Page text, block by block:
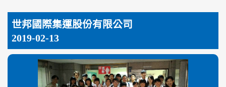
世邦國際集運股份有限公司
2019-02-13